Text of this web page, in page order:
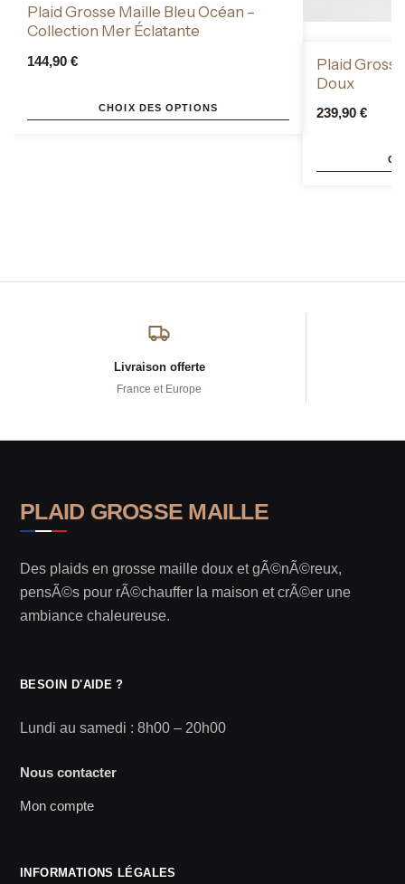
Plaid Grosse Maille Bleu Océan –
Collection Mer Éclatante
144,90 €
CHOIX DES OPTIONS
Plaid
Doux
239,90 €
Livraison offerte
France et Europe
PLAID GROSSE MAILLE
Des plaids en grosse maille doux et gÃ©nÃ©reux,
pensÃ©s pour rÃ©chauffer la maison et crÃ©er une
ambiance chaleureuse.
BESOIN D'AIDE ?
Lundi au samedi : 8h00 – 20h00
Nous contacter
Mon compte
INFORMATIONS LÉGALES